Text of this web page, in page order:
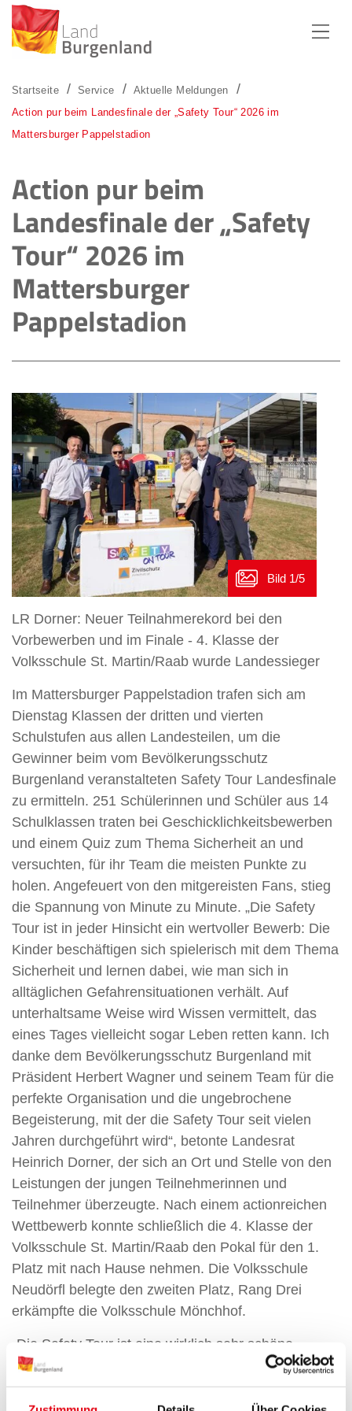
Startseite Service
Aktuelle Meldungen
Action pur beim Landesfinale der „Safety Tour“ 2026 im
Mattersburger Pappelstadion
Action pur beim
Landesfinale der „Safety
Tour“ 2026 im
Mattersburger
Pappelstadion
LR Dorner: Neuer Teilnahmerekord bei den
Vorbewerben und im Finale - 4. Klasse der
Volksschule St. Martin/Raab wurde Landessieger
Im Mattersburger Pappelstadion trafen sich am
Dienstag Klassen der dritten und vierten
Schulstufen aus allen Landesteilen, um die
Gewinner beim vom Bevölkerungsschutz
Burgenland veranstalteten Safety Tour Landesfinale
zu ermitteln. 251 Schülerinnen und Schüler aus 14
Schulklassen traten bei Geschicklichkeitsbewerben
und einem Quiz zum Thema Sicherheit an und
versuchten, für ihr Team die meisten Punkte zu
holen. Angefeuert von den mitgereisten Fans, stieg
die Spannung von Minute zu Minute. „Die Safety
Tour ist in jeder Hinsicht ein wertvoller Bewerb: Die
Kinder beschäftigen sich spielerisch mit dem Thema
Sicherheit und lernen dabei, wie man sich in
alltäglichen Gefahrensituationen verhält. Auf
unterhaltsame Weise wird Wissen vermittelt, das
eines Tages vielleicht sogar Leben retten kann. Ich
danke dem Bevölkerungsschutz Burgenland mit
Präsident Herbert Wagner und seinem Team für die
perfekte Organisation und die ungebrochene
Begeisterung, mit der die Safety Tour seit vielen
Jahren durchgeführt wird“, betonte Landesrat
Heinrich Dorner, der sich an Ort und Stelle von den
Leistungen der jungen Teilnehmerinnen und
Teilnehmer überzeugte. Nach einem actionreichen
Wettbewerb konnte schließlich die 4. Klasse der
Volksschule St. Martin/Raab den Pokal für den 1.
Platz mit nach Hause nehmen. Die Volksschule
Neudörfl belegte den zweiten Platz, Rang Drei
erkämpfte die Volksschule Mönchhof.
„Die Safety Tour ist eine wirklich sehr schöne
Sache, weil die Kinder spielerisch lernen, wie sie
sich auf die Sicherheitsthemen im Leben
vorbereiten können, weil sie lernen, wie sie Hilfe für